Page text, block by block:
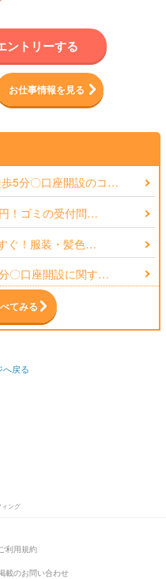
ントリーする
お仕事情報を見る
5分〇口座開設のコ…
！ゴミの受付問…
ぐ！服装・髪色…
〇口座開設に関す…
てみる
へ戻る
ィング
利用規約
載のお問い合わせ